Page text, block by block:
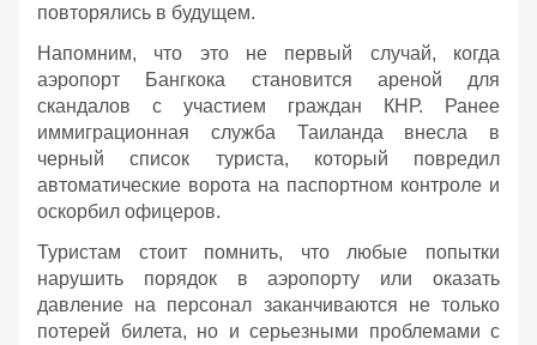
повторялись в будущем.
Напомним, что это не первый случай, когда
аэропорт Бангкока становится ареной для
скандалов с участием граждан КНР. Ранее
иммиграционная служба Таиланда внесла в
черный список туриста, который повредил
автоматические ворота на паспортном контроле и
оскорбил офицеров.
Туристам стоит помнить, что любые попытки
нарушить порядок в аэропорту или оказать
давление на персонал заканчиваются не только
потерей билета, но и серьезными проблемами с